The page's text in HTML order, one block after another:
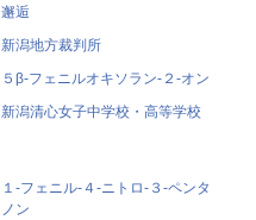
邂逅
新潟地方裁判所
５β‐フェニルオキソラン‐２‐オン
新潟清心女子中学校・高等学校
１‐フェニル‐４‐ニトロ‐３‐ペンタ
ノン